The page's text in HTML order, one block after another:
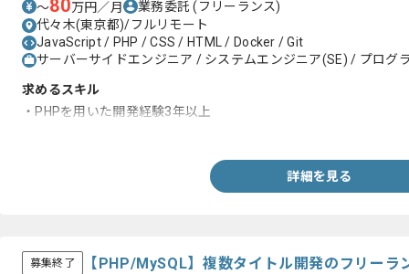
〜80万円／月 業務委託(フリーランス)
代々木(東京都)/フルリモート
JavaScript / PHP / CSS / HTML / Docker / Git
サーバーサイドエンジニア / システムエンジニア(SE) / プログ
求めるスキル
・PHPを用いた開発経験3年以上
詳細を見る
募集終了 【PHP/MySQL】複数タイトル開発のフリーラ